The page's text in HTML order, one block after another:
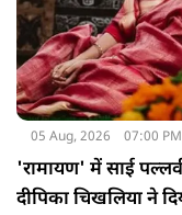
05 Aug, 2026 07:00 PM
'रामायण' में साई
दीपिका चिखलिया ने